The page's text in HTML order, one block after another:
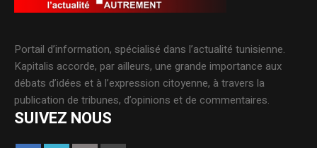
Portail d’information, spécialisé dans l’actualité tunisienne.
Kapitalis accorde, par ailleurs, une grande importance aux
débats d’idées et à l’expression citoyenne, à travers la
publication de tribunes, d’opinions et de commentaires.
SUIVEZ NOUS